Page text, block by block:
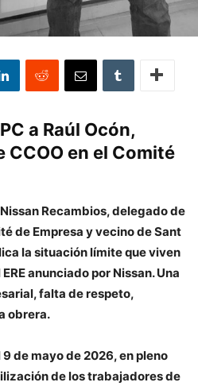
a Raúl Ocón,
CCOO en el Comité
Recambios, delegado de
de Empresa y vecino de Sant
la situación límite que viven
anunciado por Nissan. Una
falta de respeto,
obrera.
de mayo de 2026, en pleno
de los trabajadores de